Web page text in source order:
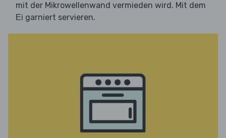
mit der Mikrowellenwand vermieden wird. Mit dem
Ei garniert servieren.